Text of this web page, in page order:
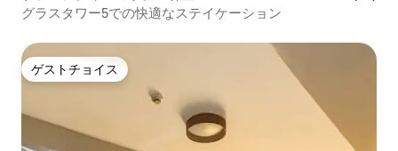
グラスタワー5での快適なステイケーション
ゲストチョイス
ゲストチョイス